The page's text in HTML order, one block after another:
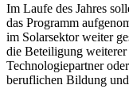
Im Laufe des Jahres
das Programm
im Solarsektor weiter
die Beteiligung
Technologiepartner
beruflichen Bildung